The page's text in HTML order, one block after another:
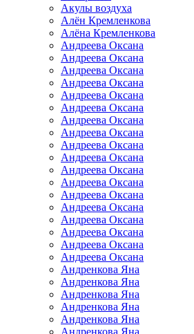
Акулы воздуха
Алён Кремленкова
Алёна Кремленкова
Андреева Оксана
Андреева Оксана
Андреева Оксана
Андреева Оксана
Андреева Оксана
Андреева Оксана
Андреева Оксана
Андреева Оксана
Андреева Оксана
Андреева Оксана
Андреева Оксана
Андреева Оксана
Андреева Оксана
Андреева Оксана
Андреева Оксана
Андреева Оксана
Андреева Оксана
Андреева Оксана
Андренкова Яна
Андренкова Яна
Андренкова Яна
Андренкова Яна
Андренкова Яна
Андренкова Яна